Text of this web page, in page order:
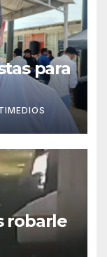
para
robarle